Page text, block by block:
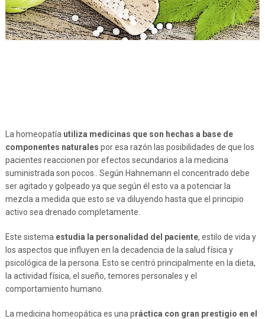
La homeopatía utiliza medicinas que son hechas a base de
componentes naturales por esa razón las posibilidades de que los
pacientes reaccionen por efectos secundarios a la medicina
suministrada son pocos.. Según Hahnemann el concentrado debe
ser agitado y golpeado ya que según él esto va a potenciar la
mezcla a medida que esto se va diluyendo hasta que el principio
activo sea drenado completamente.
Este sistema estudia la personalidad del paciente, estilo de vida y
los aspectos que influyen en la decadencia de la salud física y
psicológica de la persona. Esto se centró principalmente en la dieta,
la actividad física, el sueño, temores personales y el
comportamiento humano.
La medicina homeopática es una práctica con gran prestigio en el